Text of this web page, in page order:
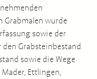
Grabmalen wurde
sowie der
Grabsteinbestand
sowie die Wege
Ettlingen,